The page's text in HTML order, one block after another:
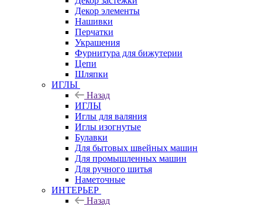
Декор элементы
Нашивки
Перчатки
Украшения
Фурнитура для бижутерии
Цепи
Шляпки
ИГЛЫ
Назад
ИГЛЫ
Иглы для валяния
Иглы изогнутые
Булавки
Для бытовых швейных машин
Для промышленных машин
Для ручного шитья
Наметочные
ИНТЕРЬЕР
Назад